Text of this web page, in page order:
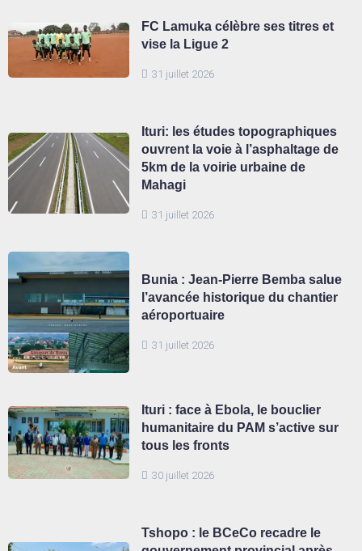
31 juillet 2026
FC Lamuka célèbre ses titres et
vise la Ligue 2
31 juillet 2026
Ituri: les études topographiques
ouvrent la voie à l’asphaltage de
5km de la voirie urbaine de
Mahagi
31 juillet 2026
Bunia : Jean-Pierre Bemba salue
l’avancée historique du chantier
aéroportuaire
30 juillet 2026
Ituri : face à Ebola, le bouclier
humanitaire du PAM s’active sur
tous les fronts
Tshopo : le BCeCo recadre le